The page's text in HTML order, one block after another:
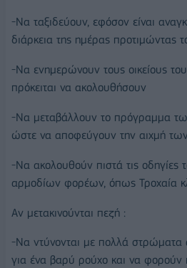
-Να ταξιδεύουν, εφόσον είναι
διάρκεια της ημέρας προτιμώντας
-Να ενημερώνουν τους οικείους
πρόκειται να ακολουθήσουν
-Να μεταβάλλουν το πρόγραμμα
ώστε να αποφεύγουν την αιχμή
-Να ακολουθούν πιστά τις οδηγίες
αρμοδίων φορέων, όπως Τροχαία
Αν μετακινούνται πεζή :
-Να ντύνονται με πολλά στρώματα
για ένα βαρύ ρούχο και να φορούν